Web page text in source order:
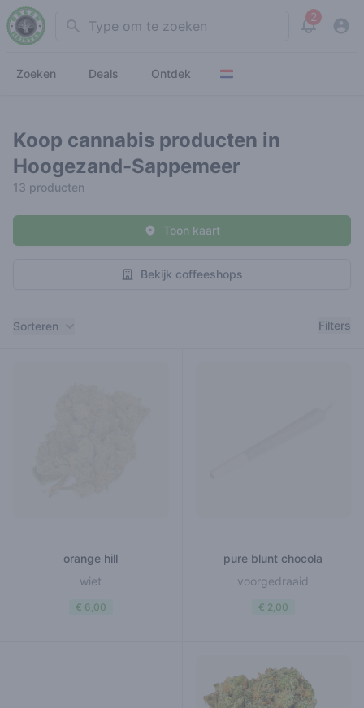
Search 2
View
Zoeken Deals Ontdek
Koop cannabis producten in
Hoogezand-Sappemeer
13 producten
Bekijk coffeeshops
Toon kaart
Filters
Sorteren Filters
orange hill
wiet
€ 6,00
pure blunt chocola
voorgedraaid
€ 2,00